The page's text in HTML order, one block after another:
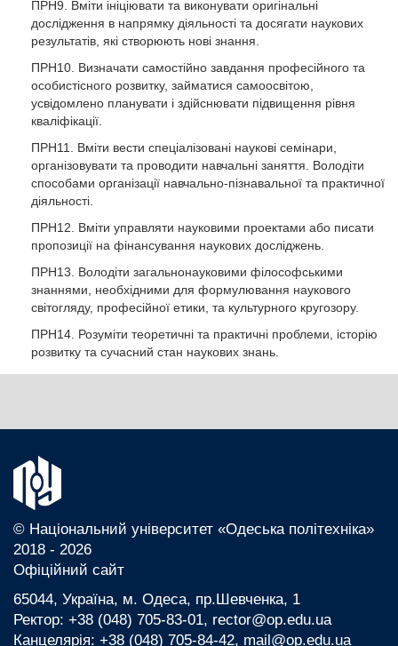
ПРН9. Вміти ініціювати та виконувати оригінальні
дослідження в напрямку діяльності та досягати наукових
результатів, які створюють нові знання.
ПРН10. Визначати самостійно завдання професійного та
особистісного розвитку, займатися самоосвітою,
усвідомлено планувати і здійснювати підвищення рівня
кваліфікації.
ПРН11. Вміти вести спеціалізовані наукові семінари,
організовувати та проводити навчальні заняття. Володіти
способами організації навчально-пізнавальної та практичної
діяльності.
ПРН12. Вміти управляти науковими проектами або писати
пропозиції на фінансування наукових досліджень.
ПРН13. Володіти загальнонауковими філософськими
знаннями, необхідними для формулювання наукового
світогляду, професійної етики, та культурного кругозору.
ПРН14. Розуміти теоретичні та практичні проблеми, історію
розвитку та сучасний стан наукових знань.
© Національний університет «Одеська політехніка»
2018 - 2026
Офіційний сайт
65044, Україна, м. Одеса, пр.Шевченка, 1
Ректор: +38 (048) 705-83-01, rector@op.edu.ua
Канцелярія: +38 (048) 705-84-42, mail@op.edu.ua